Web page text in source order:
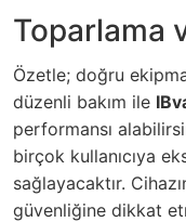
Toparlama
Özetle; doğru
düzenli bakım ile
performansı
birçok kullanıcıya
sağlayacaktır.
güvenliğine dikkat